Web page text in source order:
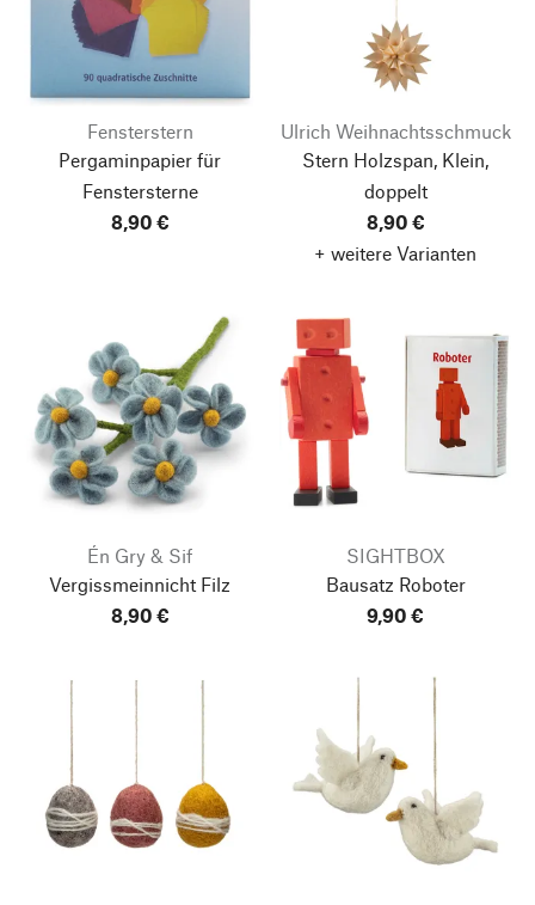
Fensterstern
Pergaminpapier für
Fenstersterne
8,90 €
Ulrich Weihnachtsschmuck
Stern Holzspan, Klein,
doppelt
8,90 €
+ weitere Varianten
Én Gry & Sif
Vergissmeinnicht Filz
8,90 €
SIGHTBOX
Bausatz Roboter
9,90 €